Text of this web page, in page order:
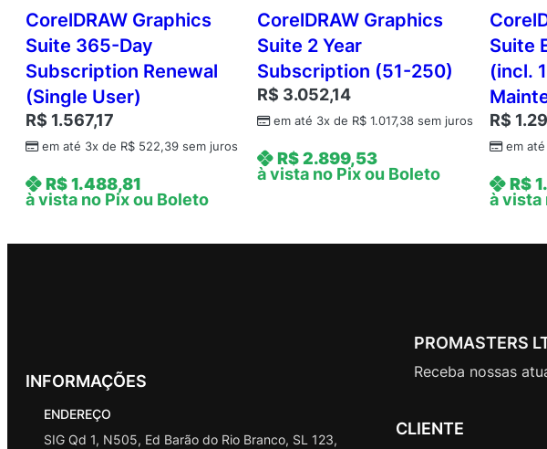
r
i
p
t
i
o
n
S
i
s
CorelDRAW Graphics
Suite 365-Day
Subscription Renewal
(Single User)
R$ 1.567,17
em até 3x de R$ 522,39 sem juros
R$1.488,81
à vista no Pix ou Boleto
CorelDRAW Graphics
Suite 2 Year
Subscription (51-250)
R$ 3.052,14
em até 3x de R$ 1.017,38 sem juros
R$2.899,53
à vista no Pix ou Boleto
Suite
(incl.
R$
em
R$
à vista
INFORMAÇÕES
ENDEREÇO
SIG Qd 1, N505, Ed Barão do Rio Branco, SL 123,
PROMASTERS
Receba nossas
CLIENTE